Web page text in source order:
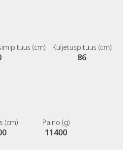
(cm) Kuljetuspituus (cm)
86
(cm) Paino (g)
11400